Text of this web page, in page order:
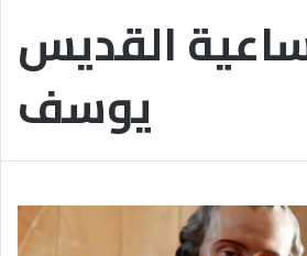
القديس
يوسف